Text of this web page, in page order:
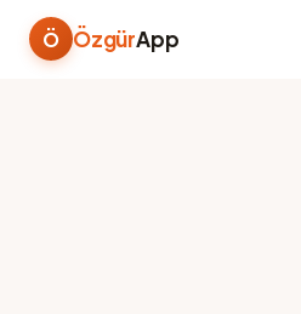
Ö ÖzgürApp